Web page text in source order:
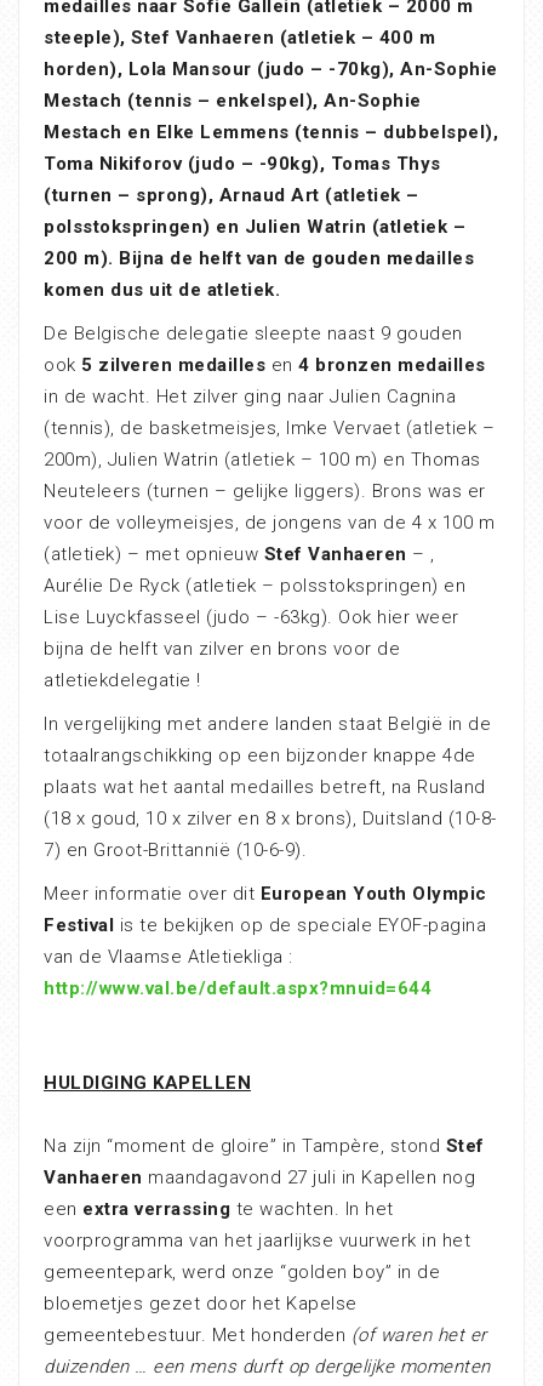
medailles naar Sofie Gallein (atletiek – 2000 m
steeple), Stef Vanhaeren (atletiek – 400 m
horden), Lola Mansour (judo – -70kg), An-Sophie
Mestach (tennis – enkelspel), An-Sophie
Mestach en Elke Lemmens (tennis – dubbelspel),
Toma Nikiforov (judo – -90kg), Tomas Thys
(turnen – sprong), Arnaud Art (atletiek –
polsstokspringen) en Julien Watrin (atletiek –
200 m). Bijna de helft van de gouden medailles
komen dus uit de atletiek.
De Belgische delegatie sleepte naast 9 gouden
ook 5 zilveren medailles en 4 bronzen medailles
in de wacht. Het zilver ging naar Julien Cagnina
(tennis), de basketmeisjes, Imke Vervaet (atletiek –
200m), Julien Watrin (atletiek – 100 m) en Thomas
Neuteleers (turnen – gelijke liggers). Brons was er
voor de volleymeisjes, de jongens van de 4 x 100 m
(atletiek) – met opnieuw Stef Vanhaeren – ,
Aurélie De Ryck (atletiek – polsstokspringen) en
Lise Luyckfasseel (judo – -63kg). Ook hier weer
bijna de helft van zilver en brons voor de
atletiekdelegatie !
In vergelijking met andere landen staat België in de
totaalrangschikking op een bijzonder knappe 4de
plaats wat het aantal medailles betreft, na Rusland
(18 x goud, 10 x zilver en 8 x brons), Duitsland (10-8-
7) en Groot-Brittannië (10-6-9).
Meer informatie over dit European Youth Olympic
Festival is te bekijken op de speciale EYOF-pagina
van de Vlaamse Atletiekliga :
http://www.val.be/default.aspx?mnuid=644
HULDIGING KAPELLEN
Na zijn “moment de gloire” in Tampère, stond Stef
Vanhaeren maandagavond 27 juli in Kapellen nog
een extra verrassing te wachten. In het
voorprogramma van het jaarlijkse vuurwerk in het
gemeentepark, werd onze “golden boy” in de
bloemetjes gezet door het Kapelse
gemeentebestuur. Met honderden (of waren het er
duizenden … een mens durft op dergelijke momenten